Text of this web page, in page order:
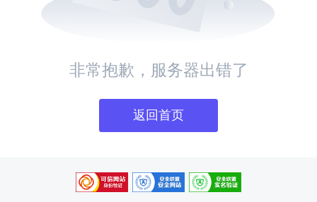
非常抱歉，服务器出错了
返回首页